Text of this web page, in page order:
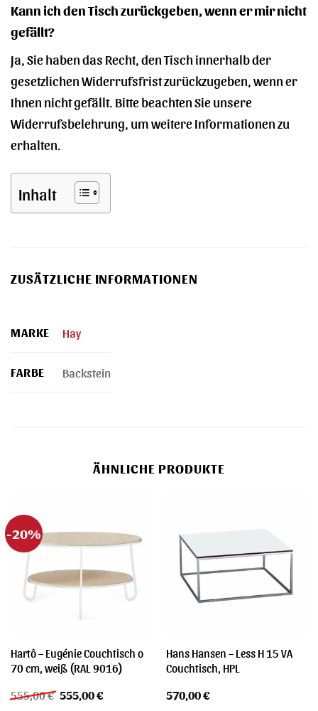
Kann ich den Tisch zurückgeben, wenn er mir nicht
gefällt?
Ja, Sie haben das Recht, den Tisch innerhalb der
gesetzlichen Widerrufsfrist zurückzugeben, wenn er
Ihnen nicht gefällt. Bitte beachten Sie unsere
Widerrufsbelehrung, um weitere Informationen zu
erhalten.
Inhalt
ZUSÄTZLICHE INFORMATIONEN
MARKE Hay
FARBE Backstein
ÄHNLICHE PRODUKTE
-20%
Hartô – Eugénie Couchtisch o
70 cm, weiß (RAL 9016)
555,00€ Ursprünglicher
Preis
555,00€Aktueller
Hans Hansen – Less H 15 VA
Couchtisch, HPL
570,00€